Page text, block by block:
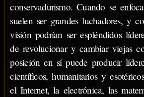
conservadurismo. Cuando se
suelen ser grandes luchadores, y
visión podrían ser espléndidos
de revolucionar y cambiar viejas
posición en sí puede producir
científicos, humanitarios y
el Internet, la electrónica, las